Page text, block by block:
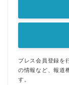
プレス会員登録を
の情報など、報道
す。